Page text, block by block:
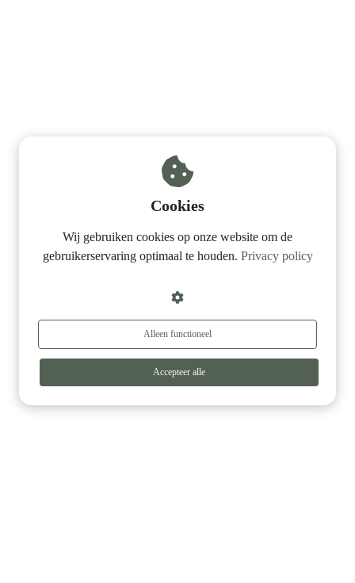
Cookies
Wij gebruiken cookies op onze website om de
gebruikerservaring optimaal te houden. Privacy policy
Alleen functioneel
Accepteer alle